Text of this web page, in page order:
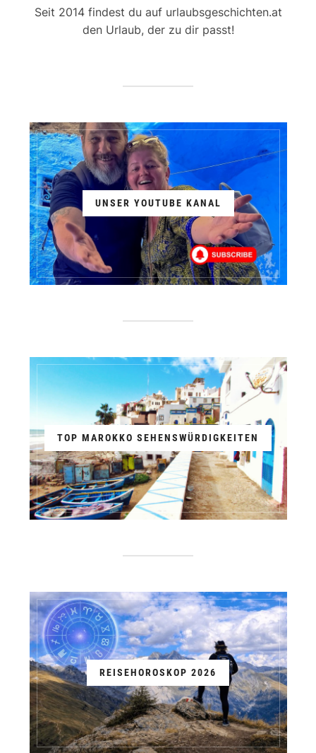
Seit 2014 findest du auf urlaubsgeschichten.at
den Urlaub, der zu dir passt!
UNSER YOUTUBE KANAL
TOP MAROKKO SEHENSWÜRDIGKEITEN
REISEHOROSKOP 2026